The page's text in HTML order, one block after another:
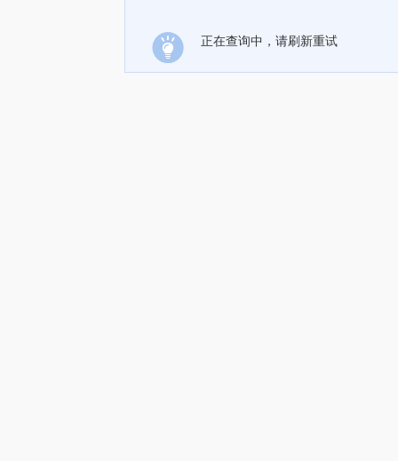
正在查询中，请刷新重试